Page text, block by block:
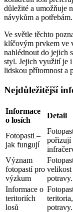
důležité a umožňuje
návykům a potřebám.
Ve světle těchto
klíčovým prvkem ve
nahlédnout do jejich
styl. Jejich využití je
lidskou přítomnost a
Nejdůležitější
Informace
o losích
Detail
Fotopasti –
jak fungují
pořizují
Význam
fotopastí pro
výzkum
velikost
potravy.
Informace o
teritoriích
losů
potravy.